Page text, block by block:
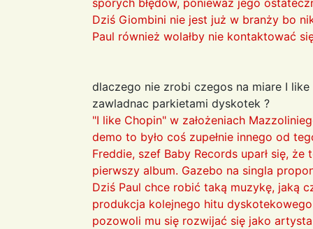
Dziś Giombini nie jest już w branży bo
Paul również wolałby nie kontaktować
dlaczego nie zrobi czegos na miare I
zawladnac parkietami dyskotek ?
"I like Chopin" w założeniach
demo to było coś zupełnie innego od
Freddie, szef Baby Records uparł się,
pierwszy album. Gazebo na singla
Dziś Paul chce robić taką muzykę, jaką
produkcja kolejnego hitu
pozowoli mu się rozwijać się jako